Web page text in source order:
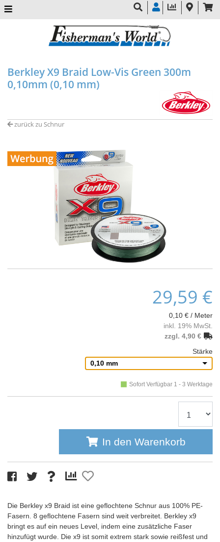
Berkley X9 Braid Low-Vis Green 300m
0,10mm (0,10 mm)
zurück zu Schnur
29,59 €
0,10 € / Meter
inkl. 19% MwSt.
zzgl. 4,90 €
Stärke
0,10 mm
Sofort Verfügbar 1 - 3 Werktage
In den Warenkorb
Die Berkley x9 Braid ist eine geflochtene Schnur aus 100% PE-
Fasern. 8 geflochtene Fasern sind weit verbreitet. Berkley x9
bringt es auf ein neues Level, indem eine zusätzliche Faser
hinzufügt wurde. Die x9 ist somit extrem stark sowie reißfest und